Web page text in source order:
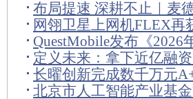
布局提速 深耕不止｜麦
费新动能
网翎卫星上网机FLEX再
费电子思维重塑卫星通
QuestMobile发布《
行业洞察报告》
定义未来：拿下近亿融
工业设计基座？
长曜创新完成数千万元
北京市人工智能产业基